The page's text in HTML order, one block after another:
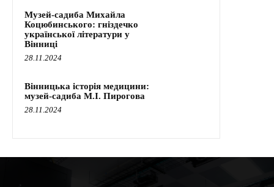
Музей-садиба Михайла
Коцюбинського: гніздечко
української літератури у
Вінниці
28.11.2024
Вінницька історія медицини:
музей-садиба М.І. Пирогова
28.11.2024